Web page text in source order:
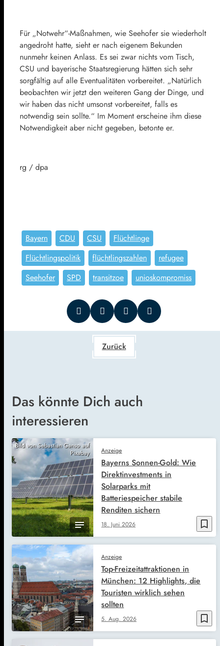
Für „Notwehr“-Maßnahmen, wie Seehofer sie wiederholt
angedroht hatte, sieht er nach eigenem Bekunden
nunmehr keinen Anlass. Es sei zwar nichts vom Tisch,
CSU und bayerische Staatsregierung hätten sich sehr
sorgfältig auf alle Eventualitäten vorbereitet. „Natürlich
beobachten wir jetzt den weiteren Gang der Dinge, und
wir haben das nicht umsonst vorbereitet, falls es
notwendig sein sollte.“ Im Moment erscheine ihm diese
Notwendigkeit aber nicht gegeben, betonte er.
rg / dpa
Bayern CDU CSU
Flüchtlinge
Flüchtlingspolitik
flüchtlingszahlen
refugee
Seehofer
SPD transitzoe unioskompromiss
Zurück
Das könnte Dich auch
interessieren
Bild von Sebastian Ganso auf
Pixabay
bookmark_border
Anzeige
18. Juni 2026
Bayerns Sonnen-Gold: Wie
Direktinvestments in
Solarparks mit
Batteriespeicher stabile
Renditen sichern
bookmark_border
Anzeige
5. Aug. 2026
Top-Freizeitattraktionen in
München: 12 Highlights, die
Touristen wirklich sehen
sollten